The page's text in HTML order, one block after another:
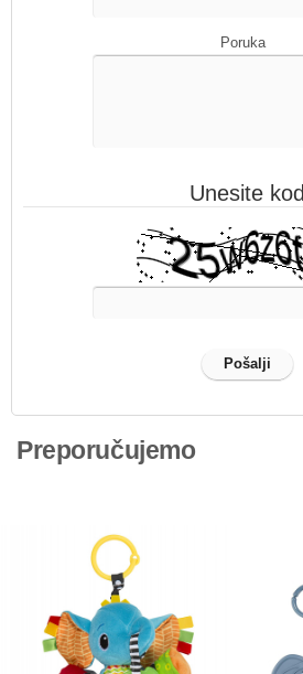
Poruka
Unesite kod
Preporučujemo